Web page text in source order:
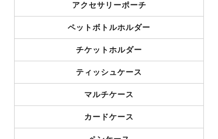
アクセサリーポーチ
ペットボトルホルダー
チケットホルダー
ティッシュケース
マルチケース
カードケース